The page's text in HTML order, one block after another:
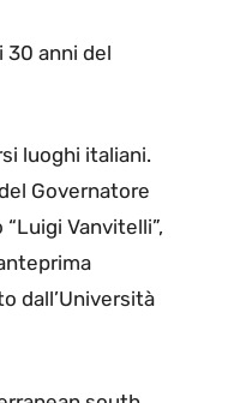
30 anni del
luoghi italiani.
Governatore
Vanvitelli”,
dall’Università